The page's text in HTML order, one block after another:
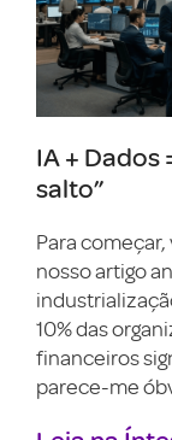
IA + Dados
salto”
Para
nosso artigo
10% das
financeiros
parece-me